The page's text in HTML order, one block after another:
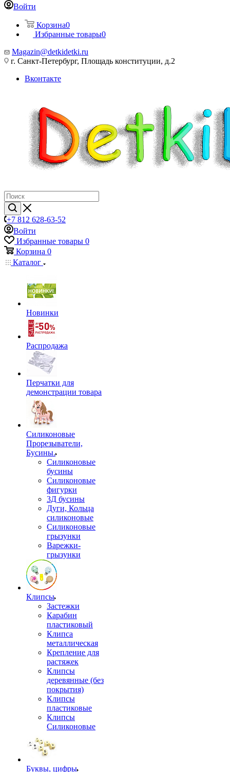
Войти
Корзина0
Избранные товары0
Magazin@detkidetki.ru
г. Санкт-Петербург, Площадь конституции, д.2
Вконтакте
+7 812 628-63-52
Войти
Избранные товары 0
Корзина 0
Каталог
Новинки
Распродажа
Перчатки для
демонстрации товара
Силиконовые
Прорезыватели,
Бусины.
Силиконовые
бусины
Силиконовые
фигурки
3Д бусины
Дуги, Кольца
силиконовые
Силиконовые
грызунки
Варежки-
грызунки
Клипсы
Застежки
Карабин
пластиковый
Клипса
металлическая
Крепление для
растяжек
Клипсы
деревянные (без
покрытия)
Клипсы
пластиковые
Клипсы
Силиконовые
Буквы, цифры